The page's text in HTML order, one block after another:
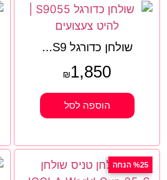
שולחן כדורגל S9...
₪1,850
הוספה לסל
%25 הנחה